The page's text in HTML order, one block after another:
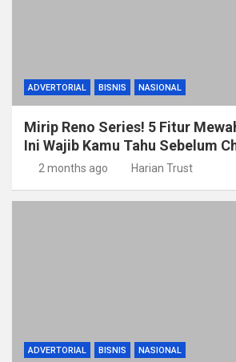
ADVERTORIAL BISNIS NASIONAL
Mirip Reno Series! 5 Fitur
Ini Wajib Kamu Tahu Sebelum
2 months ago Harian Trust
ADVERTORIAL BISNIS NASIONAL